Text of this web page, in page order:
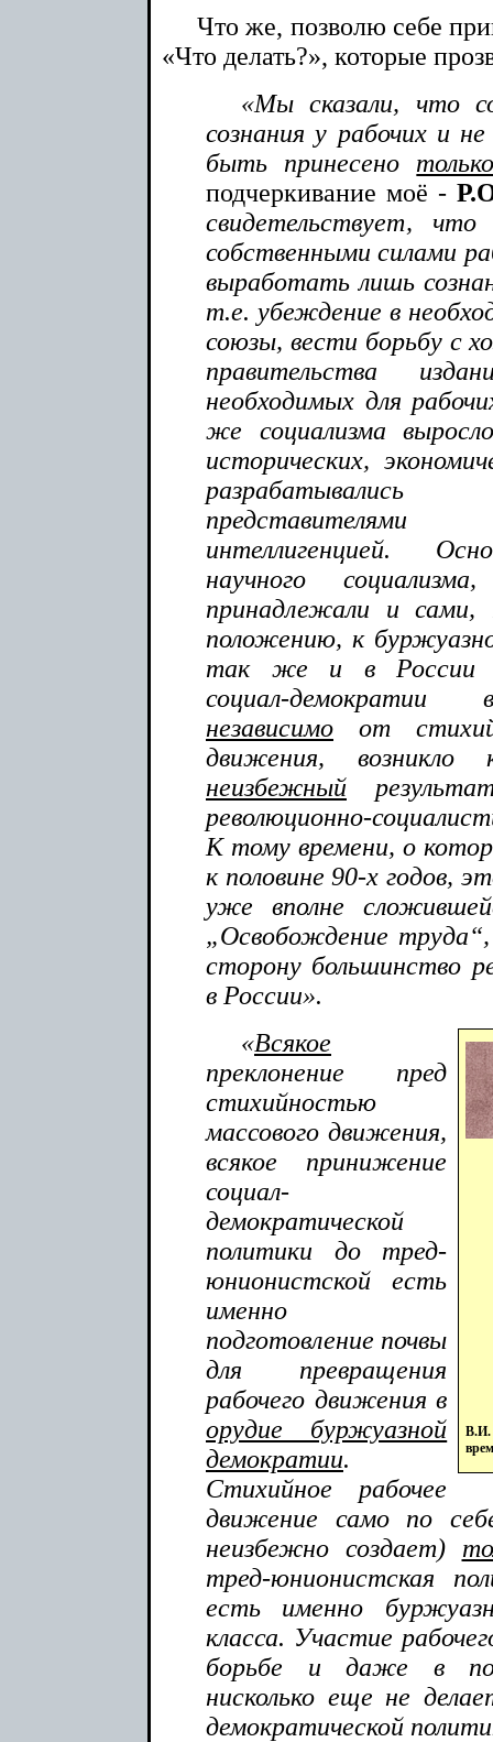
Что же, позволю себе
«Что делать?», которые
«Мы сказали, что
сознания у рабочих и
быть принесено
подчеркивание моё -
свидетельствует, что
собственными силами
выработать лишь
т.е. убеждение в
союзы, вести борьбу с
правительства
необходимых для
же социализма
исторических,
интеллигенцией.
научного
принадлежали и сами,
положению, к
так же и в России
социал-
независимо от
движения,
неизбежный
революционно-
К тому времени, о
к половине 90-х годов,
уже вполне
„Освобождение
сторону большинство
в России».
В.И.
«Всякое
преклонение пред
стихийностью
массового движения,
всякое принижение
социал-
демократической
политики до тред-
юнионистской есть
именно
подготовление почвы
для превращения
рабочего движения в
орудие буржуазной
демократии.
Стихийное рабочее
движение само по
неизбежно создает)
тред-юнионистская
есть именно
класса. Участие
борьбе и даже в
нисколько еще не
демократической